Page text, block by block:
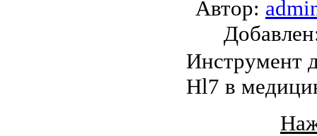
Автор:
Инструмент
Hl7 в